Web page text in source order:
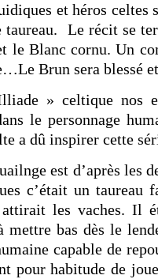
et héros
taureau. Le récit se
le Blanc cornu. Un
Brun sera blessé
» celtique nos
le personnage
a dû inspirer cette
est d’après les
c’était un taureau
les vaches. Il
mettre bas dès le
capable de
pour habitude de